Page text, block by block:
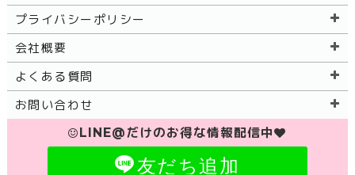
プライバシーポリシー
会社概要
よくある質問
お問い合わせ
LINE@だけのお得な情報配信中
友だち追加